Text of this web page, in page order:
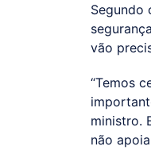
Segundo
vão
“Temos
ministro.
não